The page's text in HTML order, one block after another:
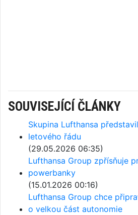
SOUVISEJÍCÍ ČLÁNKY
Skupina Lufthansa
letového řádu
(29.05.2026 06:35)
Lufthansa Group zpřísňuje
powerbanky
(15.01.2026 00:16)
Lufthansa Group chce
o velkou část autonomie